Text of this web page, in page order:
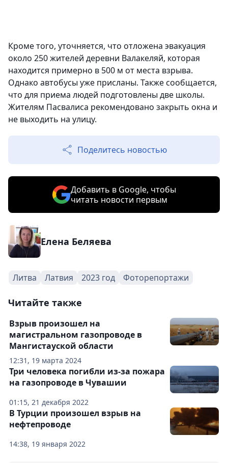
Кроме того, уточняется, что отложена эвакуация
около 250 жителей деревни Валакеляй, которая
находится примерно в 500 м от места взрыва.
Однако автобусы уже присланы. Также сообщается,
что для приема людей подготовлены две школы.
Жителям Пасвалиса рекомендовано закрыть окна и
не выходить на улицу.
Поделитесь новостью
Добавить в Google, чтобы
читать новости первым
Елена Беляева
Литва Латвия 2023 год Фоторепортажи
Читайте также
12:31, 19 марта 2024
Взрыв произошел на
магистральном газопроводе в
Мангистауской области
01:15, 21 декабря 2022
Три человека погибли из-за пожара
на газопроводе в Чувашии
14:38, 19 января 2022
В Турции произошел взрыв на
нефтепроводе